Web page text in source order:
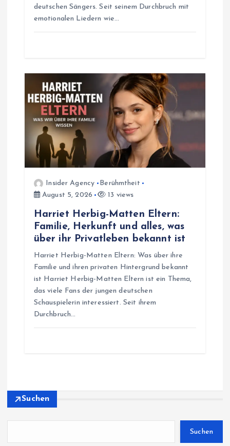
deutschen Sängers. Seit seinem Durchbruch mit
emotionalen Liedern wie…
Insider Agency
Berühmtheit
August 5, 2026
13 views
Harriet Herbig-Matten Eltern:
Familie, Herkunft und alles, was
über ihr Privatleben bekannt ist
Harriet Herbig-Matten Eltern: Was über ihre
Familie und ihren privaten Hintergrund bekannt
ist Harriet Herbig-Matten Eltern ist ein Thema,
das viele Fans der jungen deutschen
Schauspielerin interessiert. Seit ihrem
Durchbruch…
Suchen
Suchen